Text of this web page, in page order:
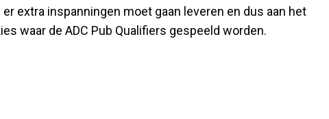
extra inspanningen moet gaan leveren en dus aan het
waar de ADC Pub Qualifiers gespeeld worden.